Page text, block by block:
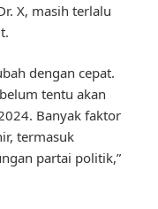
X, masih terlalu
dengan cepat.
tentu akan
Banyak faktor
termasuk
partai politik,”